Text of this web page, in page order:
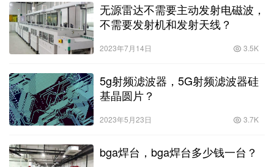
无源雷达不需要主动发射电磁波，
不需要发射机和发射天线？
2023年7月14日 3.5K
5g射频滤波器，5G射频滤波器硅
基晶圆片？
2023年5月23日 3.7K
bga焊台，bga焊台多少钱一台？